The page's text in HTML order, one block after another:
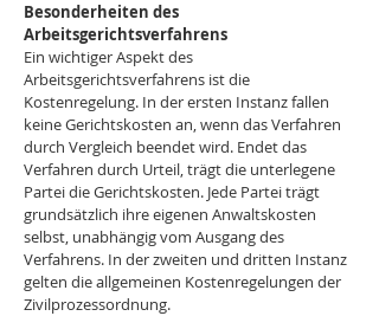
Besonderheiten des
Arbeitsgerichtsverfahrens
Ein wichtiger Aspekt des
Arbeitsgerichtsverfahrens ist die
Kostenregelung. In der ersten Instanz fallen
keine Gerichtskosten an, wenn das Verfahren
durch Vergleich beendet wird. Endet das
Verfahren durch Urteil, trägt die unterlegene
Partei die Gerichtskosten. Jede Partei trägt
grundsätzlich ihre eigenen Anwaltskosten
selbst, unabhängig vom Ausgang des
Verfahrens. In der zweiten und dritten Instanz
gelten die allgemeinen Kostenregelungen der
Zivilprozessordnung.